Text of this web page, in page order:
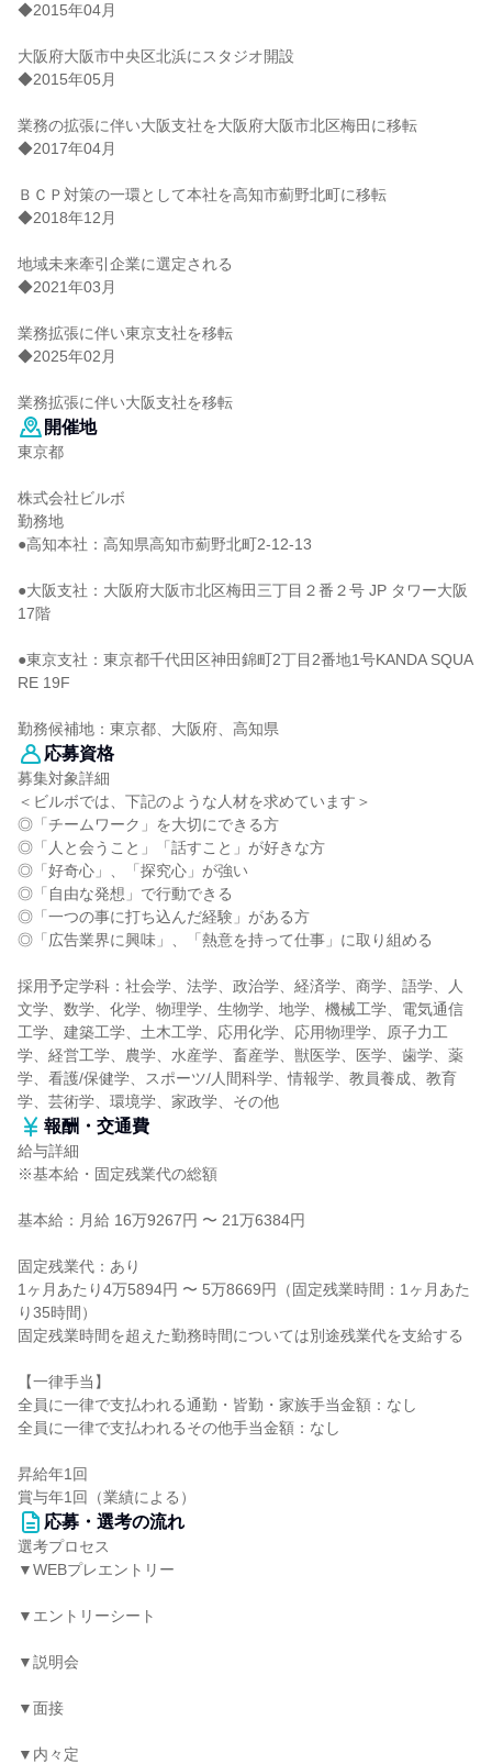
◆2015年04月
大阪府大阪市中央区北浜にスタジオ開設
◆2015年05月
業務の拡張に伴い大阪支社を大阪府大阪市北区梅田に移転
◆2017年04月
ＢＣＰ対策の一環として本社を高知市薊野北町に移転
◆2018年12月
地域未来牽引企業に選定される
◆2021年03月
業務拡張に伴い東京支社を移転
◆2025年02月
業務拡張に伴い大阪支社を移転
開催地
東京都
株式会社ビルボ
勤務地
●高知本社：高知県高知市薊野北町2-12-13
●大阪支社：大阪府大阪市北区梅田三丁目２番２号 JP タワー大阪
17階
●東京支社：東京都千代田区神田錦町2丁目2番地1号KANDA SQUA
RE 19F
勤務候補地：東京都、大阪府、高知県
応募資格
募集対象詳細
＜ビルボでは、下記のような人材を求めています＞
◎「チームワーク」を大切にできる方
◎「人と会うこと」「話すこと」が好きな方
◎「好奇心」、「探究心」が強い
◎「自由な発想」で行動できる
◎「一つの事に打ち込んだ経験」がある方
◎「広告業界に興味」、「熱意を持って仕事」に取り組める
採用予定学科：社会学、法学、政治学、経済学、商学、語学、人
文学、数学、化学、物理学、生物学、地学、機械工学、電気通信
工学、建築工学、土木工学、応用化学、応用物理学、原子力工
学、経営工学、農学、水産学、畜産学、獣医学、医学、歯学、薬
学、看護/保健学、スポーツ/人間科学、情報学、教員養成、教育
学、芸術学、環境学、家政学、その他
報酬・交通費
給与詳細
※基本給・固定残業代の総額
基本給：月給 16万9267円 〜 21万6384円
固定残業代：あり
1ヶ月あたり4万5894円 〜 5万8669円（固定残業時間：1ヶ月あた
り35時間）
固定残業時間を超えた勤務時間については別途残業代を支給する
【一律手当】
全員に一律で支払われる通勤・皆勤・家族手当金額：なし
全員に一律で支払われるその他手当金額：なし
昇給年1回
賞与年1回（業績による）
応募・選考の流れ
選考プロセス
▼WEBプレエントリー
▼エントリーシート
▼説明会
▼面接
▼内々定